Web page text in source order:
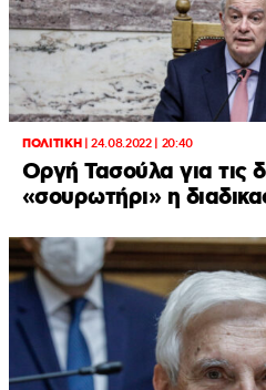
ΠΟΛΙΤΙΚΗ|24.08.2022 | 20:40
Οργή Τασούλα για τις
«σουρωτήρι» η